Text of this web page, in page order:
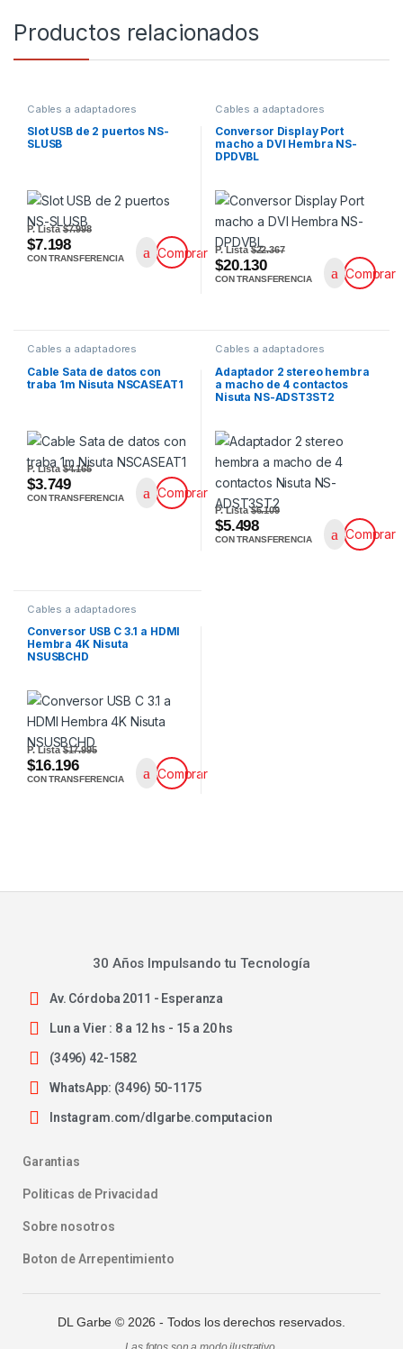
Productos relacionados
Cables a adaptadores
Slot USB de 2 puertos NS-
SLUSB
P. Lista$7.998
$7.198
CON TRANSFERENCIA Comprar
Cables a adaptadores
Conversor Display Port
macho a DVI Hembra NS-
DPDVBL
P. Lista$22.367
$20.130
CON TRANSFERENCIA Comprar
Cables a adaptadores
Cable Sata de datos con
traba 1m Nisuta NSCASEAT1
P. Lista$4.165
$3.749
CON TRANSFERENCIA Comprar
Cables a adaptadores
Adaptador 2 stereo hembra
a macho de 4 contactos
Nisuta NS-ADST3ST2
P. Lista$6.109
$5.498
CON TRANSFERENCIA Comprar
Cables a adaptadores
Conversor USB C 3.1 a HDMI
Hembra 4K Nisuta
NSUSBCHD
P. Lista$17.995
$16.196
CON TRANSFERENCIA Comprar
30 Años Impulsando tu Tecnología
Av. Córdoba 2011 - Esperanza
Lun a Vier : 8 a 12 hs - 15 a 20 hs
(3496) 42-1582
WhatsApp: (3496) 50-1175
Instagram.com/dlgarbe.computacion
Garantias
Politicas de Privacidad
Sobre nosotros
Boton de Arrepentimiento
DL Garbe © 2026 - Todos los derechos reservados.